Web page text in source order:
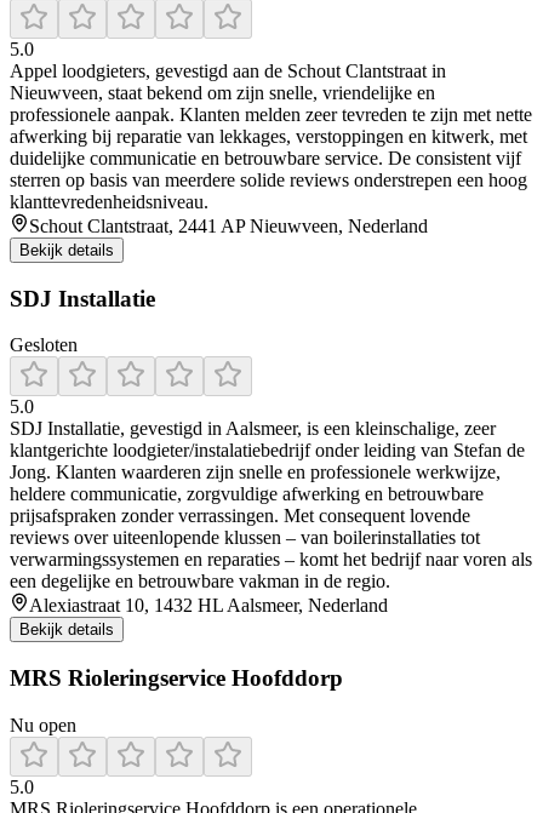
5.0
Appel loodgieters, gevestigd aan de Schout Clantstraat in
Nieuwveen, staat bekend om zijn snelle, vriendelijke en
professionele aanpak. Klanten melden zeer tevreden te zijn met nette
afwerking bij reparatie van lekkages, verstoppingen en kitwerk, met
duidelijke communicatie en betrouwbare service. De consistent vijf
sterren op basis van meerdere solide reviews onderstrepen een hoog
klanttevredenheidsniveau.
Schout Clantstraat, 2441 AP Nieuwveen, Nederland
Bekijk details
SDJ Installatie
Gesloten
5.0
SDJ Installatie, gevestigd in Aalsmeer, is een kleinschalige, zeer
klantgerichte loodgieter/instalatiebedrijf onder leiding van Stefan de
Jong. Klanten waarderen zijn snelle en professionele werkwijze,
heldere communicatie, zorgvuldige afwerking en betrouwbare
prijsafspraken zonder verrassingen. Met consequent lovende
reviews over uiteenlopende klussen – van boilerinstallaties tot
verwarmingssystemen en reparaties – komt het bedrijf naar voren als
een degelijke en betrouwbare vakman in de regio.
Alexiastraat 10, 1432 HL Aalsmeer, Nederland
Bekijk details
MRS Rioleringservice Hoofddorp
Nu open
5.0
MRS Rioleringservice Hoofddorp is een operationele